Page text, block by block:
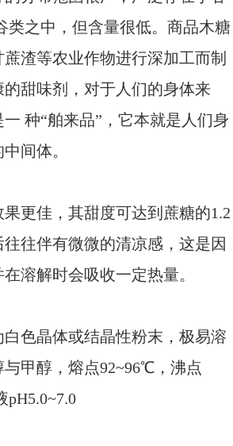
类之中，但含量很低。商品木糖
渣等农业作物进行深加工而制
甜味剂，对于人们的身体来
种“舶来品”，它本就是人们身
间体。
更佳，其甜度可达到蔗糖的1.2
往伴有微微的清凉感，这是因
溶解时会吸收一定热量。
色晶体或结晶性粉末，极易溶
甲醇，熔点92~96℃，沸点
pH5.0~7.0